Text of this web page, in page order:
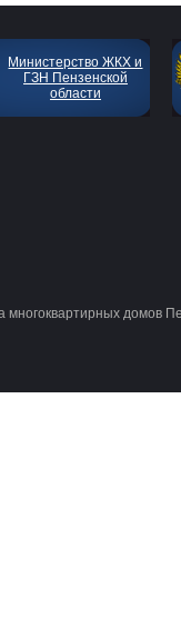
Министерство ЖКХ и
ГЗН Пензенской
области
домов